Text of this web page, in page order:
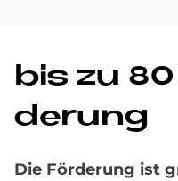
bis zu
derung
Die För­de­rung ist